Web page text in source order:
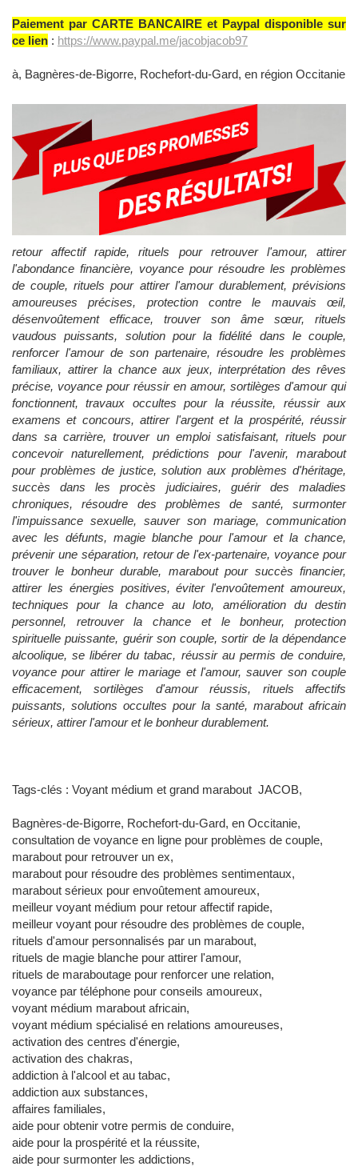
Paiement par CARTE BANCAIRE et Paypal disponible sur
ce lien : https://www.paypal.me/jacobjacob97
à, Bagnères-de-Bigorre, Rochefort-du-Gard, en région Occitanie
retour affectif rapide, rituels pour retrouver l'amour, attirer
l'abondance financière, voyance pour résoudre les problèmes
de couple, rituels pour attirer l'amour durablement, prévisions
amoureuses précises, protection contre le mauvais œil,
désenvoûtement efficace, trouver son âme sœur, rituels
vaudous puissants, solution pour la fidélité dans le couple,
renforcer l'amour de son partenaire, résoudre les problèmes
familiaux, attirer la chance aux jeux, interprétation des rêves
précise, voyance pour réussir en amour, sortilèges d'amour qui
fonctionnent, travaux occultes pour la réussite, réussir aux
examens et concours, attirer l'argent et la prospérité, réussir
dans sa carrière, trouver un emploi satisfaisant, rituels pour
concevoir naturellement, prédictions pour l'avenir, marabout
pour problèmes de justice, solution aux problèmes d'héritage,
succès dans les procès judiciaires, guérir des maladies
chroniques, résoudre des problèmes de santé, surmonter
l'impuissance sexuelle, sauver son mariage, communication
avec les défunts, magie blanche pour l'amour et la chance,
prévenir une séparation, retour de l'ex-partenaire, voyance pour
trouver le bonheur durable, marabout pour succès financier,
attirer les énergies positives, éviter l'envoûtement amoureux,
techniques pour la chance au loto, amélioration du destin
personnel, retrouver la chance et le bonheur, protection
spirituelle puissante, guérir son couple, sortir de la dépendance
alcoolique, se libérer du tabac, réussir au permis de conduire,
voyance pour attirer le mariage et l'amour, sauver son couple
efficacement, sortilèges d'amour réussis, rituels affectifs
puissants, solutions occultes pour la santé, marabout africain
sérieux, attirer l'amour et le bonheur durablement.
Tags-clés : Voyant médium et grand marabout JACOB,
Bagnères-de-Bigorre, Rochefort-du-Gard, en Occitanie,
consultation de voyance en ligne pour problèmes de couple,
marabout pour retrouver un ex,
marabout pour résoudre des problèmes sentimentaux,
marabout sérieux pour envoûtement amoureux,
meilleur voyant médium pour retour affectif rapide,
meilleur voyant pour résoudre des problèmes de couple,
rituels d'amour personnalisés par un marabout,
rituels de magie blanche pour attirer l'amour,
rituels de maraboutage pour renforcer une relation,
voyance par téléphone pour conseils amoureux,
voyant médium marabout africain,
voyant médium spécialisé en relations amoureuses,
activation des centres d'énergie,
activation des chakras,
addiction à l'alcool et au tabac,
addiction aux substances,
affaires familiales,
aide pour obtenir votre permis de conduire,
aide pour la prospérité et la réussite,
aide pour surmonter les addictions,